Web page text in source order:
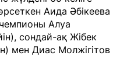
Аида Әбікеева
Алуа
сондай-ақ Жібек
мен Диас Молжігітов